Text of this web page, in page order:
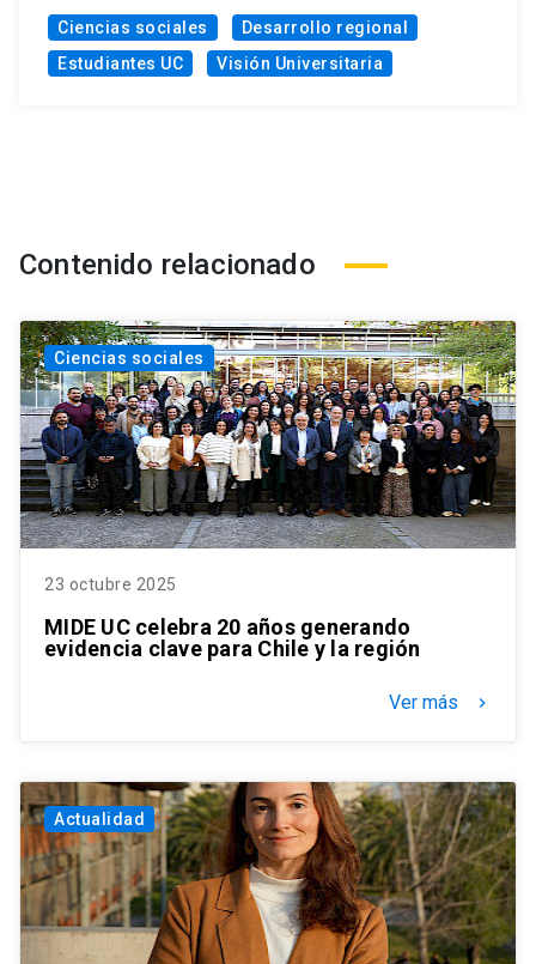
Ciencias sociales
Desarrollo regional
Estudiantes UC
Visión Universitaria
Contenido relacionado
Ciencias sociales
23 octubre 2025
MIDE UC celebra 20 años generando
evidencia clave para Chile y la región
Ver más keyboard_arrow_right
Actualidad